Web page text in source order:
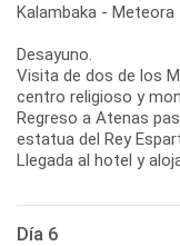
Kalambaka -
Desayuno.
Visita de dos de los
centro religioso y
Regreso a Atenas
estatua del Rey
Llegada al hotel y
Día 6